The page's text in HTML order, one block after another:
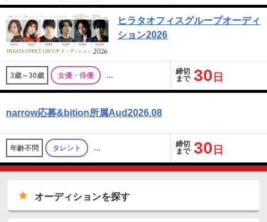
ヒラタオフィスグループオーディ
ション2026
3歳～30歳 女優・俳優 …
締切
まで 30 日
narrow応募&bition所属Aud2026.08
年齢不問 タレント …
締切
まで 30 日
オーディションを探す